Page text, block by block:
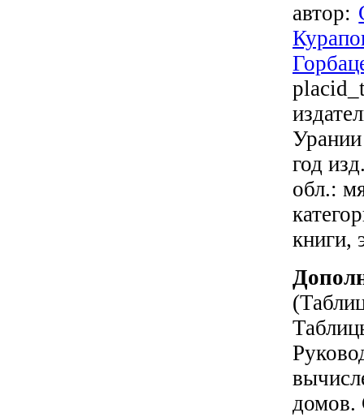
автор:
Урании
год
обл.:
книги,
домов.